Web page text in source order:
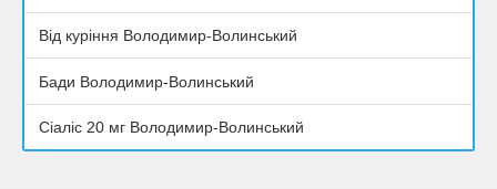
Від куріння Володимир-Волинський
Бади Володимир-Волинський
Сіаліс 20 мг Володимир-Волинський